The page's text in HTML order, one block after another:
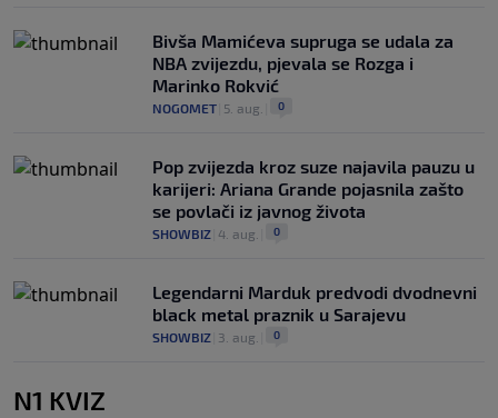
Bivša Mamićeva supruga se udala za
NBA zvijezdu, pjevala se Rozga i
Marinko Rokvić
NOGOMET 5. aug. 0
Pop zvijezda kroz suze najavila pauzu u
karijeri: Ariana Grande pojasnila zašto
se povlači iz javnog života
SHOWBIZ 4. aug. 0
Legendarni Marduk predvodi dvodnevni
black metal praznik u Sarajevu
SHOWBIZ 3. aug. 0
N1 KVIZ